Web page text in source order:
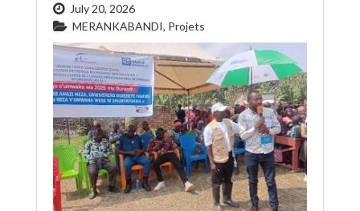
July 20, 2026
MERANKABANDI, Projets